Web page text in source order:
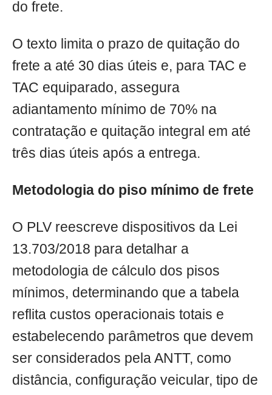
do frete.
O texto limita o prazo de quitação do
frete a até 30 dias úteis e, para TAC e
TAC equiparado, assegura
adiantamento mínimo de 70% na
contratação e quitação integral em até
três dias úteis após a entrega.
Metodologia do piso mínimo de frete
O PLV reescreve dispositivos da Lei
13.703/2018 para detalhar a
metodologia de cálculo dos pisos
mínimos, determinando que a tabela
reflita custos operacionais totais e
estabelecendo parâmetros que devem
ser considerados pela ANTT, como
distância, configuração veicular, tipo de